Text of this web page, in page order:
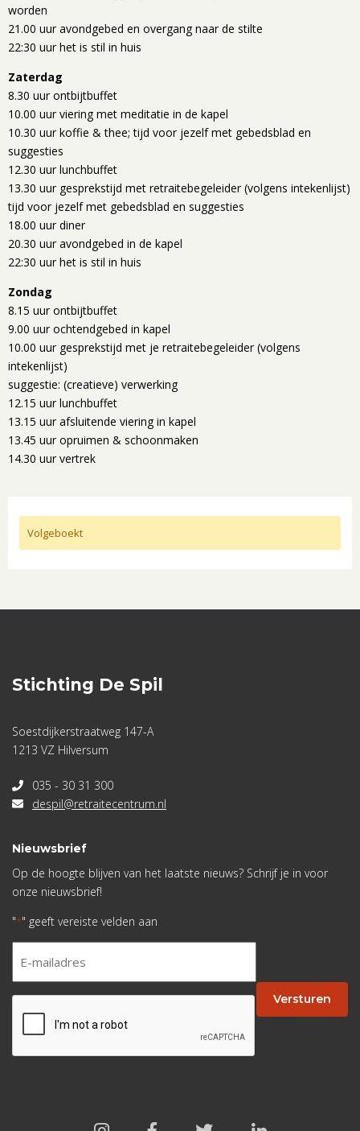
worden
21.00 uur avondgebed en overgang naar de stilte
22:30 uur het is stil in huis
Zaterdag
8.30 uur ontbijtbuffet
10.00 uur viering met meditatie in de kapel
10.30 uur koffie & thee; tijd voor jezelf met gebedsblad en
suggesties
12.30 uur lunchbuffet
13.30 uur gesprekstijd met retraitebegeleider (volgens intekenlijst)
tijd voor jezelf met gebedsblad en suggesties
18.00 uur diner
20.30 uur avondgebed in de kapel
22:30 uur het is stil in huis
Zondag
8.15 uur ontbijtbuffet
9.00 uur ochtendgebed in kapel
10.00 uur gesprekstijd met je retraitebegeleider (volgens
intekenlijst)
suggestie: (creatieve) verwerking
12.15 uur lunchbuffet
13.15 uur afsluitende viering in kapel
13.45 uur opruimen & schoonmaken
14.30 uur vertrek
Volgeboekt
Stichting De Spil
Soestdijkerstraatweg 147-A
1213 VZ Hilversum
035 - 30 31 300
despil@retraitecentrum.nl
Nieuwsbrief
Op de hoogte blijven van het laatste nieuws? Schrijf je in voor
onze nieuwsbrief!
"*" geeft vereiste velden aan
* Versturen